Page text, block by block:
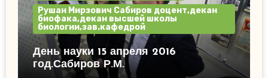
Рушан Мирзович Сабиров доцент,декан
биофака,декан высшей школы
биологии,зав.кафедрой
День науки 15 апреля 2016
год.Сабиров Р.М.